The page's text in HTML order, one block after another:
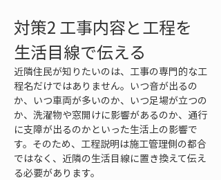
対策2 工事内容と工程を
生活目線で伝える
近隣住民が知りたいのは、工事の専門的な工
程名だけではありません。いつ音が出るの
か、いつ車両が多いのか、いつ足場が立つの
か、洗濯物や窓開けに影響があるのか、通行
に支障が出るのかといった生活上の影響で
す。そのため、工程説明は施工管理側の都合
ではなく、近隣の生活目線に置き換えて伝え
る必要があります。